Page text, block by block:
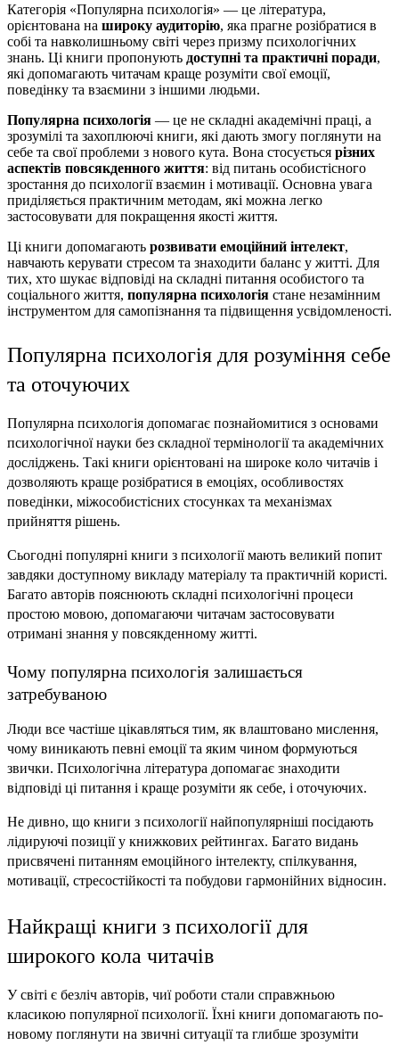
Категорія «Популярна психологія» — це література,
орієнтована на широку аудиторію, яка прагне розібратися в
собі та навколишньому світі через призму психологічних
знань. Ці книги пропонують доступні та практичні поради,
які допомагають читачам краще розуміти свої емоції,
поведінку та взаємини з іншими людьми.
Популярна психологія — це не складні академічні праці, а
зрозумілі та захоплюючі книги, які дають змогу поглянути на
себе та свої проблеми з нового кута. Вона стосується різних
аспектів повсякденного життя: від питань особистісного
зростання до психології взаємин і мотивації. Основна увага
приділяється практичним методам, які можна легко
застосовувати для покращення якості життя.
Ці книги допомагають розвивати емоційний інтелект,
навчають керувати стресом та знаходити баланс у житті. Для
тих, хто шукає відповіді на складні питання особистого та
соціального життя, популярна психологія стане незамінним
інструментом для самопізнання та підвищення усвідомленості.
Популярна психологія для розуміння себе
та оточуючих
Популярна психологія допомагає познайомитися з основами
психологічної науки без складної термінології та академічних
досліджень. Такі книги орієнтовані на широке коло читачів і
дозволяють краще розібратися в емоціях, особливостях
поведінки, міжособистісних стосунках та механізмах
прийняття рішень.
Сьогодні популярні книги з психології мають великий попит
завдяки доступному викладу матеріалу та практичній користі.
Багато авторів пояснюють складні психологічні процеси
простою мовою, допомагаючи читачам застосовувати
отримані знання у повсякденному житті.
Чому популярна психологія залишається
затребуваною
Люди все частіше цікавляться тим, як влаштовано мислення,
чому виникають певні емоції та яким чином формуються
звички. Психологічна література допомагає знаходити
відповіді ці питання і краще розуміти як себе, і оточуючих.
Не дивно, що книги з психології найпопулярніші посідають
лідируючі позиції у книжкових рейтингах. Багато видань
присвячені питанням емоційного інтелекту, спілкування,
мотивації, стресостійкості та побудови гармонійних відносин.
Найкращі книги з психології для
широкого кола читачів
У світі є безліч авторів, чиї роботи стали справжньою
класикою популярної психології. Їхні книги допомагають по-
новому поглянути на звичні ситуації та глибше зрозуміти